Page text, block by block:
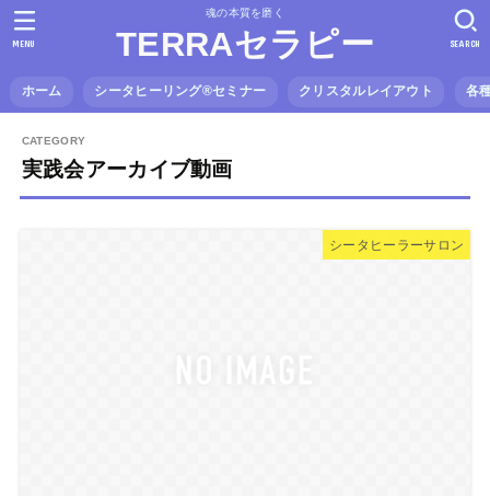
魂の本質を磨く
TERRAセラピー
ホーム シータヒーリング®️セミナー クリスタルレイアウト 各
SEARCH
MENU
実践会アーカイブ動画
シータヒーラーサロン